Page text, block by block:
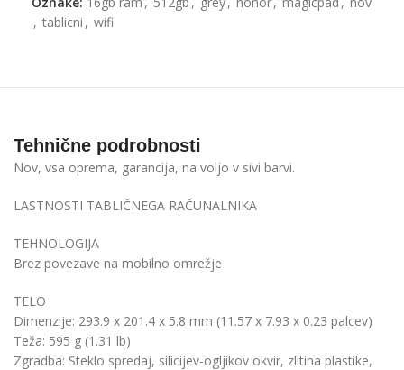
, tablicni , wifi
Tehnične podrobnosti
Nov, vsa oprema, garancija, na voljo v sivi barvi.
LASTNOSTI TABLIČNEGA RAČUNALNIKA
TEHNOLOGIJA
Brez povezave na mobilno omrežje
TELO
Dimenzije: 293.9 x 201.4 x 5.8 mm (11.57 x 7.93 x 0.23 palcev)
Teža: 595 g (1.31 lb)
Zgradba: Steklo spredaj, silicijev-ogljikov okvir, zlitina plastike,